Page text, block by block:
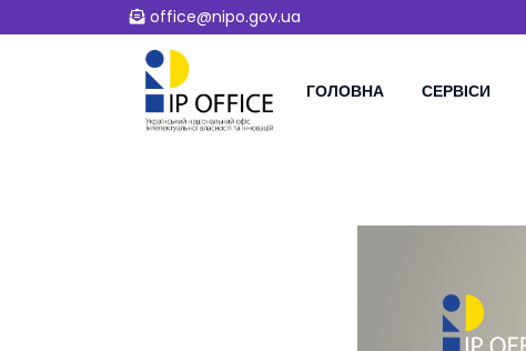
office@nipo.gov.ua
ГОЛОВНА СЕРВІСИ